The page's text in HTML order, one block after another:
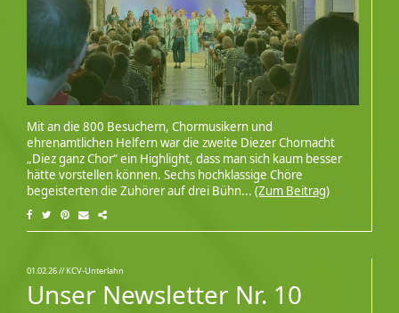
Mit an die 800 Besuchern, Chormusikern und
ehrenamtlichen Helfern war die zweite Diezer Chornacht
„Diez ganz Chor“ ein Highlight, dass man sich kaum besser
hätte vorstellen können. Sechs hochklassige Chöre
begeisterten die Zuhörer auf drei Bühn... (Zum Beitrag)
01.02.26// KCV-Unterlahn
Unser Newsletter Nr. 10